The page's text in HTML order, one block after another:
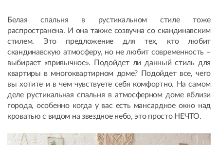
Белая спальня в рустикальном стиле тоже
распространена. И она также созвучна со скандинавским
стилем. Это предложение для тех, кто любит
скандинавскую атмосферу, но не любит современность –
выбирает «привычное». Подойдет ли данный стиль для
квартиры в многоквартирном доме? Подойдет все, чего
вы хотите и в чем чувствуете себя комфортно. На самом
деле рустикальная спальня в атмосферном доме вблизи
города, особенно когда у вас есть мансардное окно над
кроватью с видом на звездное небо, это просто НЕЧТО.